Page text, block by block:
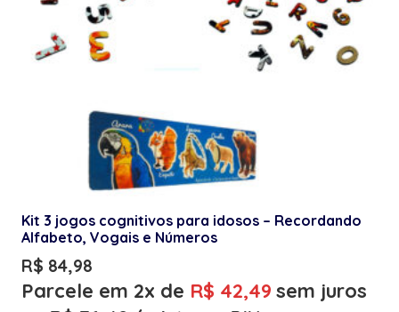
Kit 3 jogos cognitivos para idosos – Recordando
Alfabeto, Vogais e Números
R$ 84,98
Parcele em 2x de R$ 42,49 sem juros